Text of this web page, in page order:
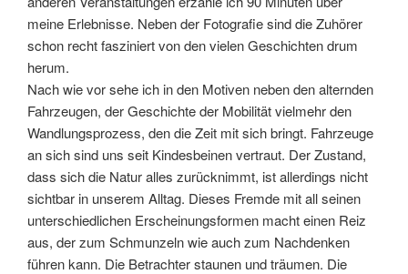
meine Erlebnisse. Neben der Fotografie sind die Zuhörer
schon recht fasziniert von den vielen Geschichten drum
herum.
Nach wie vor sehe ich in den Motiven neben den alternden
Fahrzeugen, der Geschichte der Mobilität vielmehr den
Wandlungsprozess, den die Zeit mit sich bringt. Fahrzeuge
an sich sind uns seit Kindesbeinen vertraut. Der Zustand,
dass sich die Natur alles zurücknimmt, ist allerdings nicht
sichtbar in unserem Alltag. Dieses Fremde mit all seinen
unterschiedlichen Erscheinungsformen macht einen Reiz
aus, der zum Schmunzeln wie auch zum Nachdenken
führen kann. Die Betrachter staunen und träumen. Die